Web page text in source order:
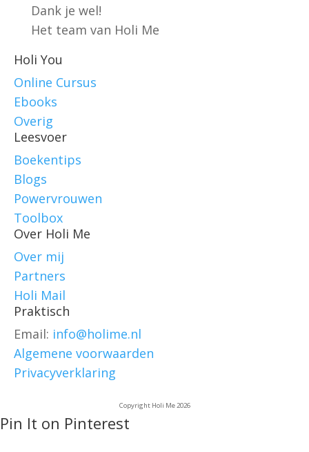
Dank je wel!
Het team van Holi Me
Holi You
Online Cursus
Ebooks
Overig
Leesvoer
Boekentips
Blogs
Powervrouwen
Toolbox
Over Holi Me
Over mij
Partners
Holi Mail
Praktisch
Email: info@holime.nl
Algemene voorwaarden
Privacyverklaring
Copyright Holi Me 2026
Pin It on Pinterest